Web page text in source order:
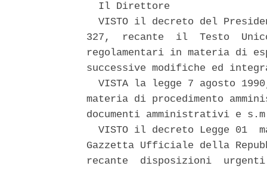
  Il Direttore
VISTO il decreto del
327,  recante  il  Testo
regolamentari in materia di
successive modifiche ed
VISTA la legge 7 agosto
materia di procedimento
documenti amministrativi e
VISTO il decreto Legge 01
Gazzetta Ufficiale della
recante  disposizioni